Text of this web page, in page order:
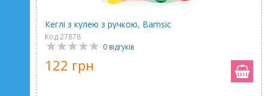
Кеглі з кулею з ручкою, Bamsic
Код 27878
0 відгуків
122 грн